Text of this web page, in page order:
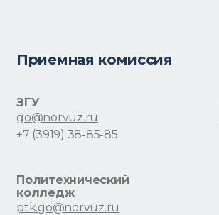
Приемная комиссия
ЗГУ
go@norvuz.ru
+7 (3919) 38-85-85
Политехнический
колледж
ptk.go@norvuz.ru